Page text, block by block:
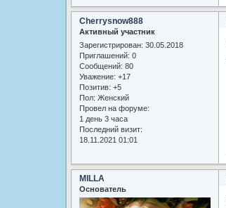
Cherrysnow888
Активный участник
Зарегистрирован: 30.05.2018
Приглашений: 0
Сообщений: 80
Уважение: +17
Позитив: +5
Пол: Женский
Провел на форуме:
1 день 3 часа
Последний визит:
18.11.2021 01:01
MILLA
Основатель